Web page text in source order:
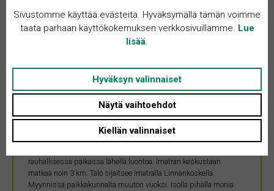
MYYDÄÄN
Omakotitalo
Etelä-Karjala • 55100 Imatra
120 m²
rauhallisessa paikassa lähellä luontoa. Imatran keskustaan
matkaa noin 3 km. Talo sijaitsee Imatralla Linnankoskella.
Myynnissä paikkakunnalta muuton vuoksi. Isolla pihalla monia
Sivustomme käyttää evästeitä. Hyväksymällä tämän voimme
taata parhaan käyttökokemuksen verkkosivuillamme. Lue
lisää.
Hyväksyn valinnaiset
Näytä vaihtoehdot
Kiellän valinnaiset